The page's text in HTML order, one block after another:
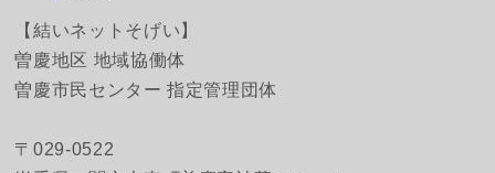
【結いネットそげい】
曽慶地区 地域協働体
曽慶市民センター 指定管理団体
〒029-0522